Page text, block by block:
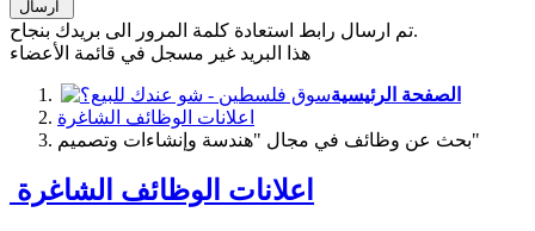
تم ارسال رابط استعادة كلمة المرور الى بريدك بنجاح.
هذا البريد غير مسجل في قائمة الأعضاء
الصفحة الرئيسية
اعلانات الوظائف الشاغرة
بحث عن وظائف في مجال "هندسة وإنشاءات وتصميم"
اعلانات الوظائف الشاغرة